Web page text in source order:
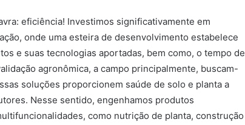
eficiência! Investimos significativamente em
onde uma esteira de desenvolvimento estabelece
e suas tecnologias aportadas, bem como, o tempo de
agronômica, a campo principalmente, buscam-
soluções proporcionem saúde de solo e planta a
Nesse sentido, engenhamos produtos
como nutrição de planta, construção